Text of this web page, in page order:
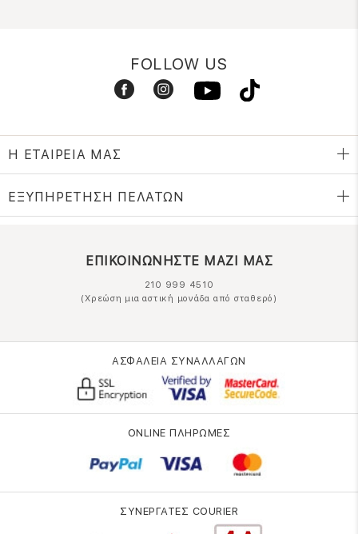
FOLLOW US
Η ΕΤΑΙΡΕΙΑ ΜΑΣ
ΕΞΥΠΗΡΕΤΗΣΗ ΠΕΛΑΤΩΝ
ΕΠΙΚΟΙΝΩΝΗΣΤΕ ΜΑΖΙ ΜΑΣ
210 999 4510
(Χρεώση μια αστική μονάδα από σταθερό)
ΑΣΦΑΛΕΙΑ ΣΥΝΑΛΛΑΓΩΝ
ONLINE ΠΛΗΡΩΜΕΣ
ΣΥΝΕΡΓΑΤΕΣ COURIER